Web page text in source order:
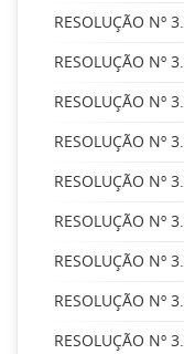
RESOLUÇÃO Nº
RESOLUÇÃO Nº
RESOLUÇÃO Nº
RESOLUÇÃO Nº
RESOLUÇÃO Nº
RESOLUÇÃO Nº
RESOLUÇÃO Nº
RESOLUÇÃO Nº
RESOLUÇÃO Nº